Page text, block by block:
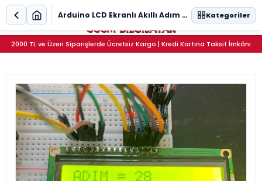
2000 TL ve Üzeri Siparişlerde Ücretsiz Kargo | Kredi Kartına Taksit İmkânı
0
Arduino LCD Ekranlı Akıllı Adım Sayar (Pedometer) Proje Seti Kategoriler